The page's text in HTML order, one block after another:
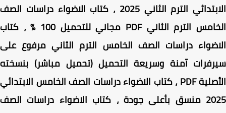
الترم الثاني 2025
، كتاب الاضواء دراسات الصف
الخامس الترم الثاني PDF مجاني للتحميل 100 % ، كتاب
دراسات الصف الخامس الترم الثاني مرفوع على
آمنة وسريعة التحميل (تحميل مباشر) بنسخته
الأصلية PDF ، كتاب الاضواء دراسات الصف الخامس الابتدائي
2025 منسق بأعلى جودة ، كتاب الاضواء دراسات الصف